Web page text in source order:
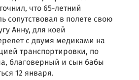
что 65-летний
сопутствовал в полете свою
Анну, для коей
с двумя медиками на
транспортировки, по
благоверный и сын бабы
12 января.